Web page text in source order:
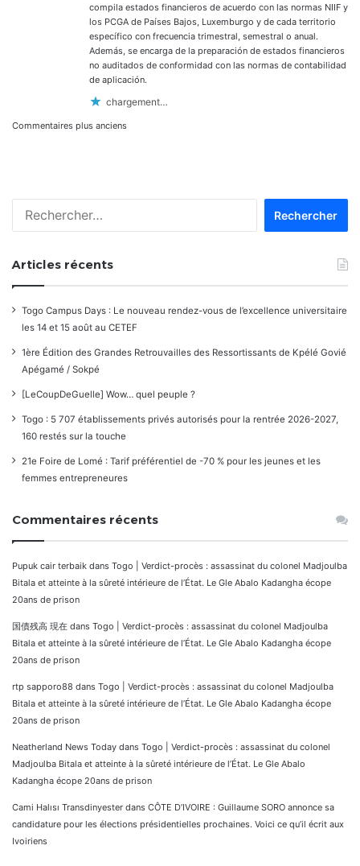
compila estados financieros de acuerdo con las normas NIIF y
los PCGA de Países Bajos, Luxemburgo y de cada territorio
específico con frecuencia trimestral, semestral o anual.
Además, se encarga de la preparación de estados financieros
no auditados de conformidad con las normas de contabilidad
de aplicación.
chargement…
Navigation
commentaires
Commentaires plus anciens
Articles récents
Togo Campus Days : Le nouveau rendez-vous de l’excellence universitaire
les 14 et 15 août au CETEF
1ère Édition des Grandes Retrouvailles des Ressortissants de Kpélé Govié
Apégamé / Sokpé
[LeCoupDeGuelle] Wow… quel peuple ?
Togo : 5 707 établissements privés autorisés pour la rentrée 2026-2027,
160 restés sur la touche
21e Foire de Lomé : Tarif préférentiel de -70 % pour les jeunes et les
femmes entrepreneures
Commentaires récents
Pupuk cair terbaik dans Togo | Verdict-procès : assassinat du colonel Madjoulba
Bitala et atteinte à la sûreté intérieure de l’État. Le Gle Abalo Kadangha écope
20ans de prison
国債残高 現在 dans Togo | Verdict-procès : assassinat du colonel Madjoulba
Bitala et atteinte à la sûreté intérieure de l’État. Le Gle Abalo Kadangha écope
20ans de prison
rtp sapporo88 dans Togo | Verdict-procès : assassinat du colonel Madjoulba
Bitala et atteinte à la sûreté intérieure de l’État. Le Gle Abalo Kadangha écope
20ans de prison
Neatherland News Today dans Togo | Verdict-procès : assassinat du colonel
Madjoulba Bitala et atteinte à la sûreté intérieure de l’État. Le Gle Abalo
Kadangha écope 20ans de prison
Cami Halısı Transdinyester dans CÔTE D’IVOIRE : Guillaume SORO annonce sa
candidature pour les élections présidentielles prochaines. Voici ce qu’il écrit aux
Ivoiriens